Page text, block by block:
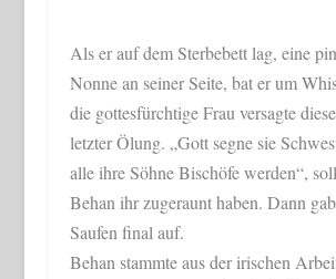
Als er auf dem Sterbebett lag, eine
Nonne an seiner Seite, bat er um
die gottesfürchtige Frau versagte
letzter Ölung. „Gott segne sie
alle ihre Söhne Bischöfe werden“,
Behan ihr zugeraunt haben. Dann
Saufen final auf.
Behan stammte aus der irischen